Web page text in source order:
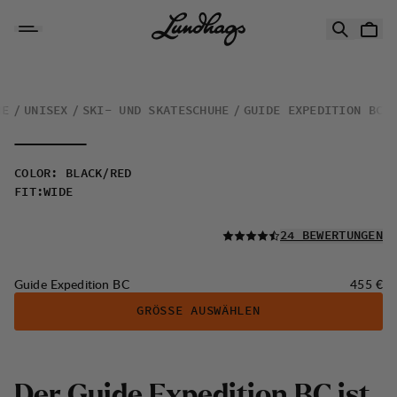
UNISEX SKI- UND SKATESCHUHE GUIDE EXPEDITION BC
COLOR :
BLACK/RED
FIT:WIDE
LESEN SIE ALLE
24 BEWERTUNGEN
Guide Expedition BC Preis:
455 €
GRÖSSE AUSWÄHLEN